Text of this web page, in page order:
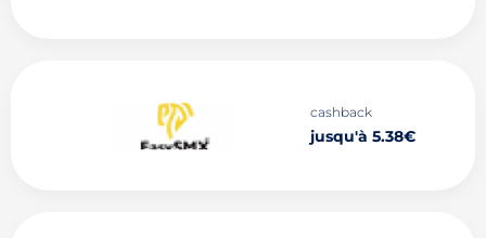
cashback
jusqu'à 5.38€